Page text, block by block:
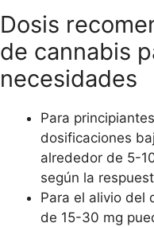
Dosis
de cannabis
necesidades
Para
dosificaciones
alrededor de 5-
según la
Para el alivio del
de 15-30 mg